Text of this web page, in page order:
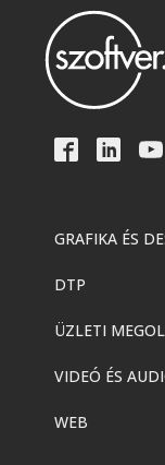
GRAFIKA ÉS
DTP
ÜZLETI
VIDEÓ ÉS
WEB